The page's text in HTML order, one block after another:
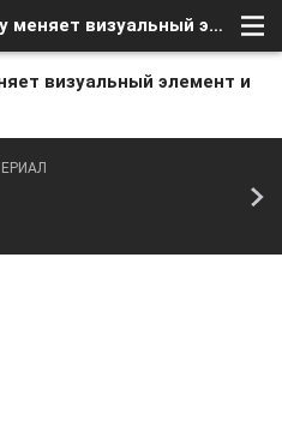
Investigation Discovery меняет визуальный элемент и имя на идентификатор
визуальный элемент и